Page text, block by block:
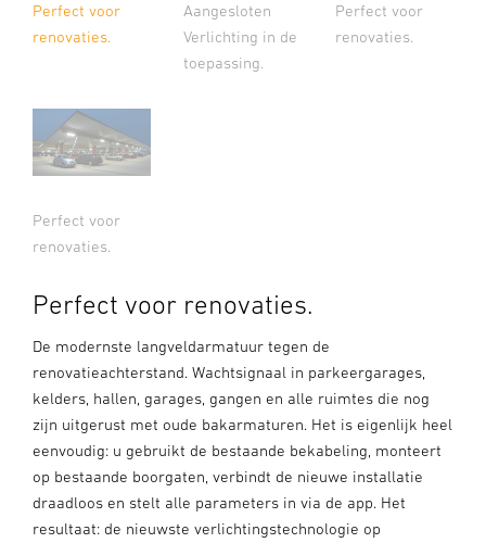
Perfect voor
renovaties.
Aangesloten
Verlichting in de
toepassing.
Perfect voor
renovaties.
Perfect voor
renovaties.
Perfect voor renovaties.
De modernste langveldarmatuur tegen de
renovatieachterstand. Wachtsignaal in parkeergarages,
kelders, hallen, garages, gangen en alle ruimtes die nog
zijn uitgerust met oude bakarmaturen. Het is eigenlijk heel
eenvoudig: u gebruikt de bestaande bekabeling, monteert
op bestaande boorgaten, verbindt de nieuwe installatie
draadloos en stelt alle parameters in via de app. Het
resultaat: de nieuwste verlichtingstechnologie op